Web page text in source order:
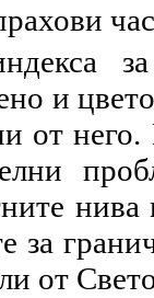
и
от
нива
за
от